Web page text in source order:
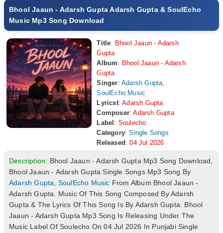
Bhool Jaaun - Adarsh Gupta Adarsh Gupta & SoulEcho
Music Mp3 Song Download
Title: Bhool Jaaun - Adarsh
Gupta
Album: Bhool Jaaun - Adarsh
Gupta
Singer: Adarsh Gupta,
SoulEcho Music
Lyricst: Adarsh Gupta
Composer: Adarsh Gupta
Label : Soulecho
Category: Single Songs
Released :04 Jul 2026
Description: Bhool Jaaun - Adarsh Gupta Mp3 Song Download,
Bhool Jaaun - Adarsh Gupta Single Songs Mp3 Song By
Adarsh Gupta
SoulEcho Music From Album Bhool Jaaun -
Adarsh Gupta. Music Of This Song Composed By Adarsh
Gupta & The Lyrics Of This Song Is By Adarsh Gupta. Bhool
Jaaun - Adarsh Gupta Mp3 Song Is Releasing Under The
Music Label Of Soulecho On 04 Jul 2026 In Punjabi Single